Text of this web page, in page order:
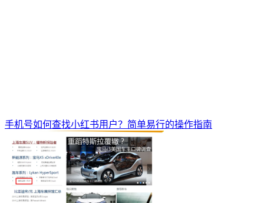
手机号如何查找小红书用户？简单易行的操作指南